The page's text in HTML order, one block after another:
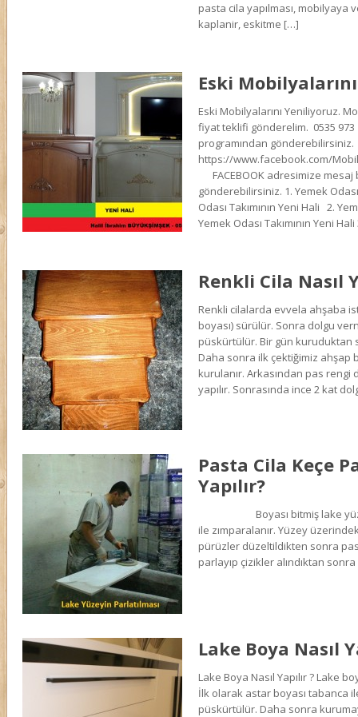
pasta cila yapılması, mobilyaya
kaplanir, eskitme […]
Eski
Eski Mobilyalarını Yeniliyoruz.
fiyat teklifi gönderelim. 0535
programından gönderebilirsiniz.
https://www.facebook.com/
FACEBOOK adresimize mesaj
gönderebilirsiniz. 1. Yemek
Odası Takımının Yeni Hali 2.
Yemek Odası Takımının Yeni
Renkli Cila Nasıl
Renkli cilalarda evvela ahşaba
boyası) sürülür. Sonra dolgu
püskürtülür. Bir gün kuruduktan
Daha sonra ilk çektiğimiz ahşap
kurulanır. Arkasından pas
yapılır. Sonrasında ince 2 kat
Pasta Cila Keçe
Yapılır?
Boyası bitmiş lake yüzey
ile zımparalanır. Yüzey
pürüzler düzeltildikten sonra
parlayıp çizikler alındıktan
Lake Boya Nasıl
Lake Boya Nasıl Yapılır ? Lake
İlk olarak astar boyası tabanca
püskürtülür. Daha sonra